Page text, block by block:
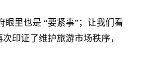
里也是 “要紧事”；让我们看
印证了维护旅游市场秩序，